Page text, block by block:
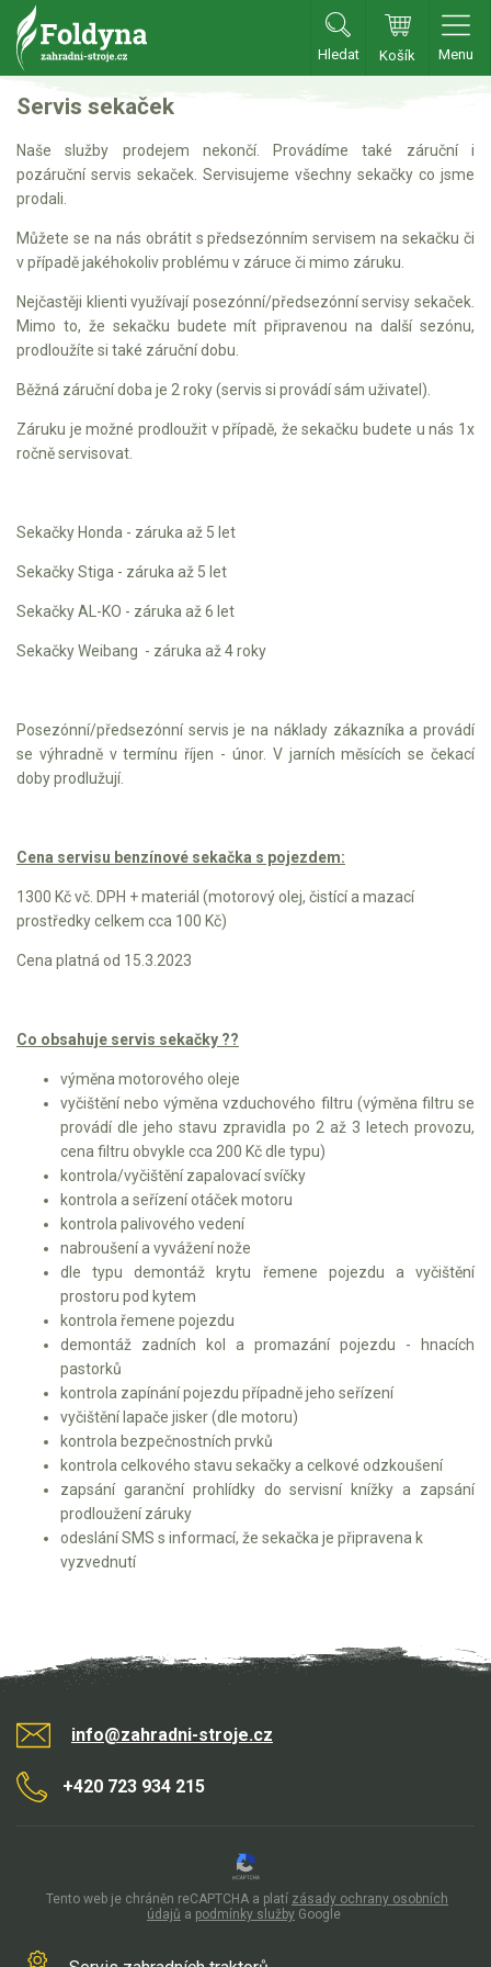
Hledat Košík Menu
Zahradní traktory
Zahradní traktory
Zahradní ridery
Aku traktory
Příslušenství
Sekačky
Benzínové sekačky
Akumulátorové sekačky
Robotické sekačky
Mulčovače
Křovinořezy a vyžínače
Motorové pily
Benzínové pily
Elektrické pily
Jednoruční pily
Vyvětvovací pily
Aku křovinořezy a vyžínače
Aku pily
Aku sekačky
Aku STIHL
Aku AL-KO
Štípačka na dřevo
VARI
VARI malotraktory
VARI multifunkční nosiče
Sněhové frézy
Vertikutátory
Kultivátory
Elektrocentrály
Štěpkovače a drtiče
Elektrické skútry
Elektrické tříkolky pro seniory
Elektrické tříkolky pracovní
Servis sekaček
Naše služby prodejem nekončí. Provádíme také záruční i
pozáruční servis sekaček. Servisujeme všechny sekačky co jsme
prodali.
Můžete se na nás obrátit s předsezónním servisem na sekačku či
v případě jakéhokoliv problému v záruce či mimo záruku.
Nejčastěji klienti využívají posezónní/předsezónní servisy sekaček.
Mimo to, že sekačku budete mít připravenou na další sezónu,
prodloužíte si také záruční dobu.
Běžná záruční doba je 2 roky (servis si provádí sám uživatel).
Záruku je možné prodloužit v případě, že sekačku budete u nás 1x
ročně servisovat.
Sekačky Honda - záruka až 5 let
Sekačky Stiga - záruka až 5 let
Sekačky AL-KO - záruka až 6 let
Sekačky Weibang - záruka až 4 roky
Posezónní/předsezónní servis je na náklady zákazníka a provádí
se výhradně v termínu říjen - únor. V jarních měsících se čekací
doby prodlužují.
Cena servisu benzínové sekačka s pojezdem:
1300 Kč vč. DPH + materiál (motorový olej, čistící a mazací
prostředky celkem cca 100 Kč)
Cena platná od 15.3.2023
Co obsahuje servis sekačky ??
výměna motorového oleje
vyčištění nebo výměna vzduchového filtru (výměna filtru se
provádí dle jeho stavu zpravidla po 2 až 3 letech provozu,
cena filtru obvykle cca 200 Kč dle typu)
kontrola/vyčištění zapalovací svíčky
kontrola a seřízení otáček motoru
kontrola palivového vedení
nabroušení a vyvážení nože
dle typu demontáž krytu řemene pojezdu a vyčištění
prostoru pod kytem
kontrola řemene pojezdu
demontáž zadních kol a promazání pojezdu - hnacích
pastorků
kontrola zapínání pojezdu případně jeho seřízení
vyčištění lapače jisker (dle motoru)
kontrola bezpečnostních prvků
kontrola celkového stavu sekačky a celkové odzkoušení
zapsání garanční prohlídky do servisní knížky a zapsání
prodloužení záruky
odeslání SMS s informací, že sekačka je připravena k
vyzvednutí
info@zahradni-stroje.cz
+420 723 934 215
Tento web je chráněn reCAPTCHA a platí zásady ochrany osobních
údajů a podmínky služby Google